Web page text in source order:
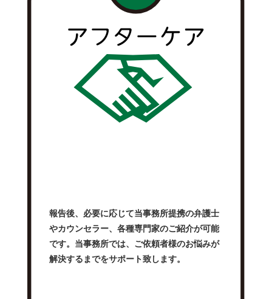
報告後、必要に応じて当事務所提携の弁護士
やカウンセラー、各種専門家のご紹介が可能
です。当事務所では、ご依頼者様のお悩みが
解決するまでをサポート致します。